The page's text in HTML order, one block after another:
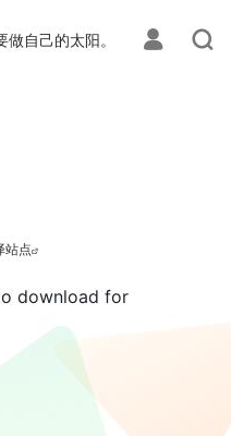
自己的太阳。
站点
download for